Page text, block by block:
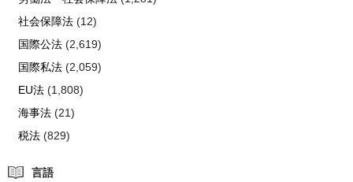
社会保障法(12)
国際公法(2,619)
国際私法(2,059)
EU法(1,808)
海事法(21)
税法(829)
言語